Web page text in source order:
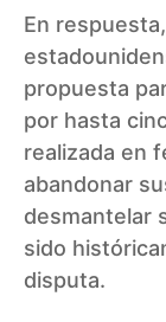
En
propuesta
por hasta
realizada en
abandonar
desmantelar
sido
disputa.